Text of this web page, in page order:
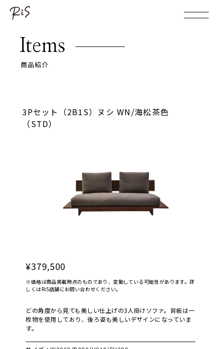
Items
商品紹介
3Pセット（2B1S）ヌシ WN/海松茶色
（STD）
¥379,500
※価格は商品掲載時点のものであり、変動している可能性があります。詳
しくはRiS店舗にお問い合わせください。
どの角度から見ても美しい仕上げの3人掛けソファ。背板は一
枚物を使用しており、後ろ姿も美しいデザインになっていま
す。